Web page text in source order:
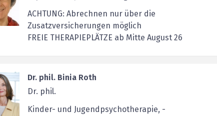
ACHTUNG: Abrechnen nur über die
Zusatzversicherungen möglich
FREIE THERAPIEPLÄTZE ab Mitte August 26
Dr. phil. Binia Roth
Dr. phil.
Kinder- und Jugendpsychotherapie, ­